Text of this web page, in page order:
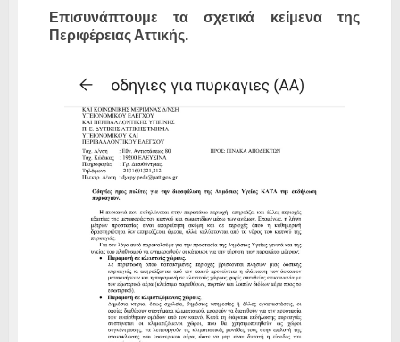
Επισυνάπτουμε τα σχετικά κείμενα της
Περιφέρειας Αττικής.